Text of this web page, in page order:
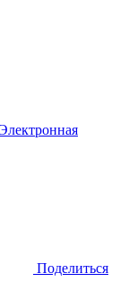
Поделиться